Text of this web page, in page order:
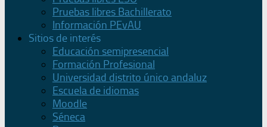
Pruebas libres Bachillerato
Información PEvAU
Sitios de interés
Educación semipresencial
Formación Profesional
Universidad distrito único andaluz
Escuela de idiomas
Moodle
Séneca